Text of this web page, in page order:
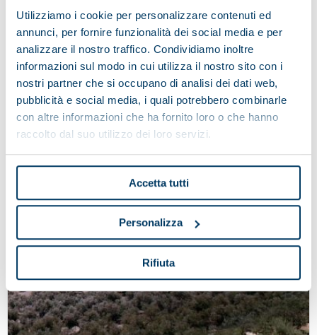
Utilizziamo i cookie per personalizzare contenuti ed
annunci, per fornire funzionalità dei social media e per
analizzare il nostro traffico. Condividiamo inoltre
informazioni sul modo in cui utilizza il nostro sito con i
nostri partner che si occupano di analisi dei dati web,
pubblicità e social media, i quali potrebbero combinarle
con altre informazioni che ha fornito loro o che hanno
raccolto dal suo utilizzo dei loro servizi.
Accetta tutti
Personalizza
Rifiuta
Happy Birthday Com-ing trade!
Our reference agent from Croatia, Slovenia, Macedonia and Bosnia
marks 34 years of business, and 33 years of cooperation with our
company.
03 June 2024